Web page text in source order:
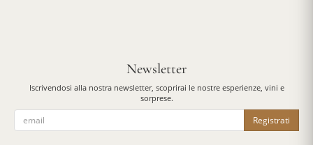
Newsletter
Iscrivendosi alla nostra newsletter, scoprirai le nostre esperienze, vini e
sorprese.
Registrati